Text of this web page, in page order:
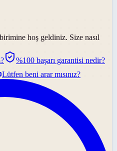
birimine hoş geldiniz. Size nasıl
%100 başarı garantisi nedir?
Lütfen beni arar mısınız?